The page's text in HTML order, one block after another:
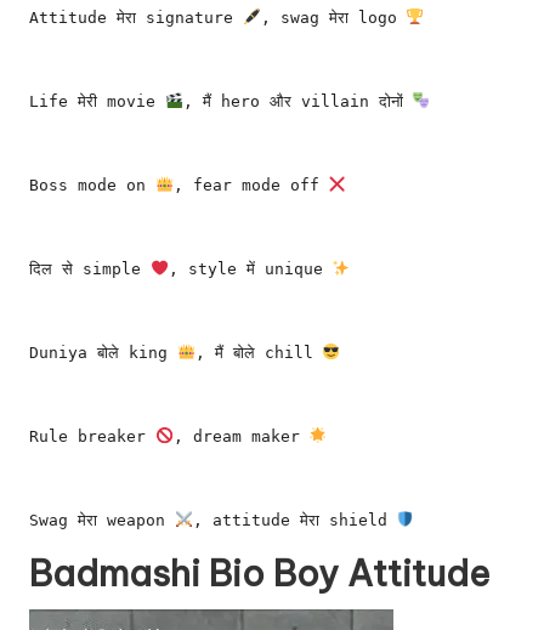
Attitude मेरा signature , swag मेरा logo
Life मेरी movie , मैं hero और villain दोनों
Boss mode on , fear mode off
दिल से simple , style में unique
Duniya बोले king , मैं बोले chill
Rule breaker , dream maker
Swag मेरा weapon , attitude मेरा shield
Badmashi Bio Boy Attitude